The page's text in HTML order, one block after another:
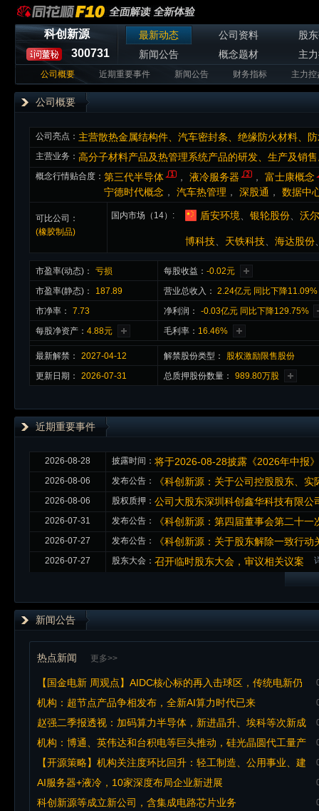
科创新源
300731
最新动态 公司资料
股
新闻公告
概念题材 主
公司概要 近期重要事件 新闻公告 财务指标 主力控
公司概要
公司亮点：
主营业务： 高分子材料产品及热管理系统产品的研发、生产及销
概念行情贴合度： 第三代半导体 ， 液冷服务器 ， 富士康概念
宁德时代概念 ， 汽车热管理 ， 深股通 ， 数据中
可比公司：
(橡胶制品)
国内市场（14） 盾安环境 银轮股份 沃
博科技 天铁科技 海达股份
市盈率(动态)： 亏损 每股收益： -0.02元
市盈率(静态)：
187.89 营业总收入： 2.24亿元 同比下降11.09%
市净率：
7.73 净利润：
-0.03亿元 同比下降129.75%
每股净资产： 4.88元 毛利率： 16.46%
最新解禁 ： 2027-04-12 解禁股份类型：
股权激励限售股份
更新日期：
2026-07-31 总质押股份数量： 989.80万股
近期重要事件
2026-08-28 披露时间： 将于2026-08-28披露《2026年中报》
2026-08-06 发布公告： 《科创新源：关于公司控股股东、
2026-08-06 股权质押： 公司大股东深圳科创鑫华科技有限
2026-07-31 发布公告： 《科创新源：第四届董事会第二十
2026-07-27 发布公告： 《科创新源：关于股东解除一致行
2026-07-27 股东大会： 召开临时股东大会，审议相关议案
新闻公告
热点新闻 更多>>
【国金电新 周观点】AIDC核心标的再入击球区，传统电新仍
是“平衡配置”优选
机构：超节点产品争相发布，全新AI算力时代已来
赵强二季报透视：加码算力半导体，新进晶升、埃科等次新成
长股，在管规模60亿元
机构：博通、英伟达和台积电等巨头推动，硅光晶圆代工量产
与扩产密集落地
【开源策略】机构关注度环比回升：轻工制造、公用事业、建
材
AI服务器+液冷，10家深度布局企业新进展
科创新源等成立新公司，含集成电路芯片业务